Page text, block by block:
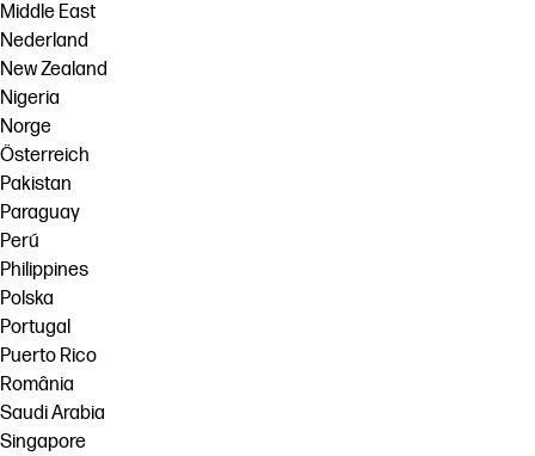
Middle East
Nederland
New Zealand
Nigeria
Norge
Österreich
Pakistan
Paraguay
Perú
Philippines
Polska
Portugal
Puerto Rico
România
Saudi Arabia
Singapore